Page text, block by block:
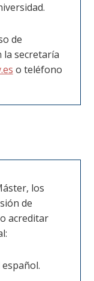
de
la secretaría
o teléfono
los
de
acreditar